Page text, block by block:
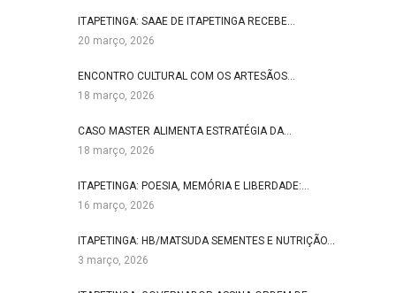
ITAPETINGA: SAAE DE ITAPETINGA RECEBE…
20 março, 2026
ENCONTRO CULTURAL COM OS ARTESÃOS…
18 março, 2026
CASO MASTER ALIMENTA ESTRATÉGIA DA…
18 março, 2026
ITAPETINGA: POESIA, MEMÓRIA E LIBERDADE:…
16 março, 2026
ITAPETINGA: HB/MATSUDA SEMENTES E NUTRIÇÃO…
3 março, 2026